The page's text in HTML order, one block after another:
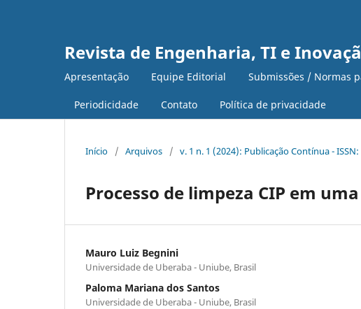
Revista de Engenharia, TI e
Apresentação Equipe Editorial Submissões / Normas
Periodicidade Contato Política de privacidade
Início / Arquivos / v. 1 n. 1 (2024): Publicação Contínua - ISSN:
Processo de limpeza CIP em
Mauro Luiz Begnini
Universidade de Uberaba - Uniube, Brasil
Paloma Mariana dos Santos
Universidade de Uberaba - Uniube, Brasil